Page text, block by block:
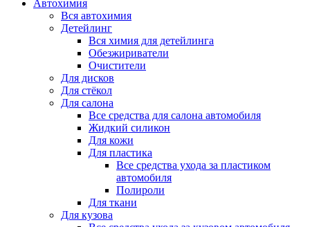
Автохимия
Вся автохимия
Детейлинг
Вся химия для детейлинга
Обезжириватели
Очистители
Для дисков
Для стёкол
Для салона
Все средства для салона автомобиля
Жидкий силикон
Для кожи
Для пластика
Все средства ухода за пластиком
автомобиля
Полироли
Для ткани
Для кузова